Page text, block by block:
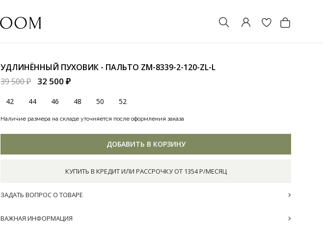
УДЛИНЁННЫЙ ПУХОВИК - ПАЛЬТО ZM-8339-2-120-ZL-L
39 500 ₽
32 500 ₽
42 44 46 48 50 52
Наличие размера на складе уточняется после оформления заказа
ДОБАВИТЬ В КОРЗИНУ
КУПИТЬ В КРЕДИТ ИЛИ РАССРОЧКУ ОТ 1354 Р/МЕСЯЦ
ЗАДАТЬ ВОПРОС О ТОВАРЕ
ВАЖНАЯ ИНФОРМАЦИЯ